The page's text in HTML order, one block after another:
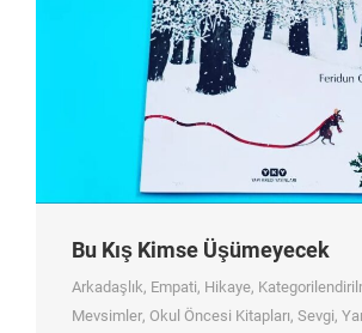
Bu Kış Kimse Üşümeyecek
Arkadaşlık, Empati, Hikaye,
Mevsimler, Okul Öncesi Kitapları, Sevgi,